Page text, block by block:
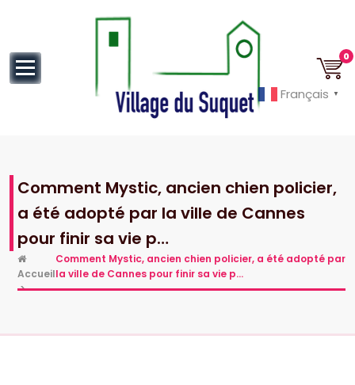
0
Comment Mystic, ancien chien policier,
a été adopté par la ville de Cannes
pour finir sa vie p…
Accueil
>
Comment Mystic, ancien chien policier, a été adopté par
la ville de Cannes pour finir sa vie p…
Français ▼